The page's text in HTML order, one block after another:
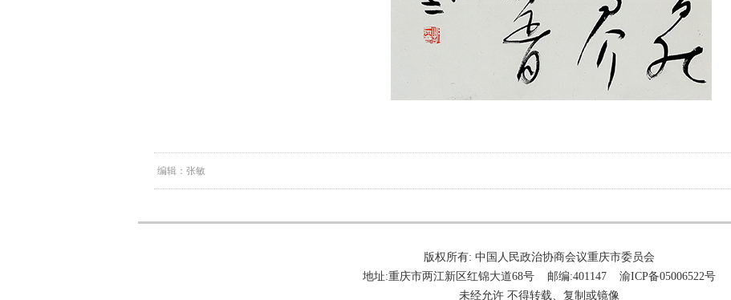
编辑：张敏
版权所有: 中国人民政治协商会议重庆市委员会
地址:重庆市两江新区红锦大道68号 邮编:401147 渝ICP备05006522号
未经允许 不得转载、复制或镜像